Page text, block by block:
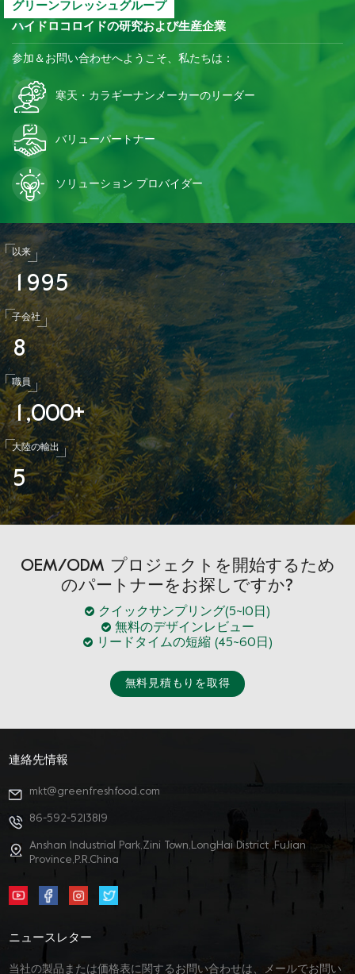
グリーンフレッシュグループ
ハイドロコロイドの研究および生産企業
参加＆お問い合わせへようこそ、私たちは：
寒天・カラギーナンメーカーのリーダー
バリューパートナー
ソリューション プロバイダー
以来
1 995
子会社
8
職員
1 ,000+
大陸の輸出
5
OEM/ODM プロジェクトを開始するため
のパートナーをお探しですか?
クイックサンプリング(5~10日)
無料のデザインレビュー
リードタイムの短縮 (45~60日)
無料見積もりを取得
連絡先情報
mkt@greenfreshfood.com
86-592-5213819
Anshan Industrial Park,Zini Town,LongHai District ,FuJian
Province,P.R.China
ニュースレター
当社の製品または価格表に関するお問い合わせは、メールでお問い